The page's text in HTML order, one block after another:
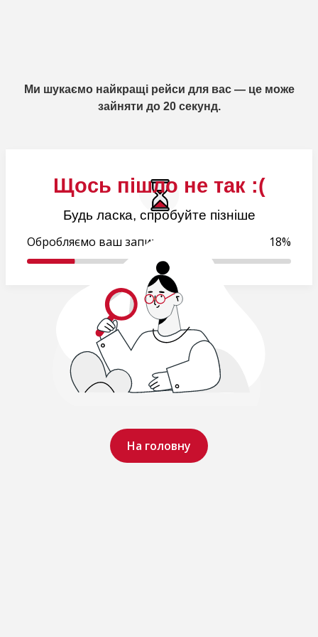
Щось пішло не так :(
Будь ласка, спробуйте пізніше
На головну
Ми шукаємо найкращі рейси для вас — це може
зайняти до 20 секунд.
Обробляємо ваш запит.. 18%